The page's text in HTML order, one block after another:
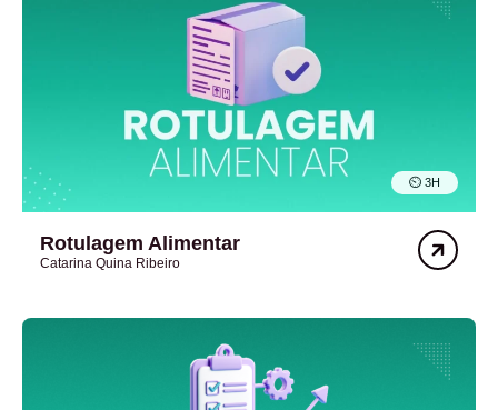
⏲︎ 3H
Rotulagem Alimentar
Catarina Quina Ribeiro